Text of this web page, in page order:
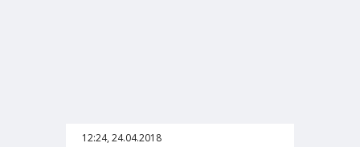
12:24, 24.04.2018